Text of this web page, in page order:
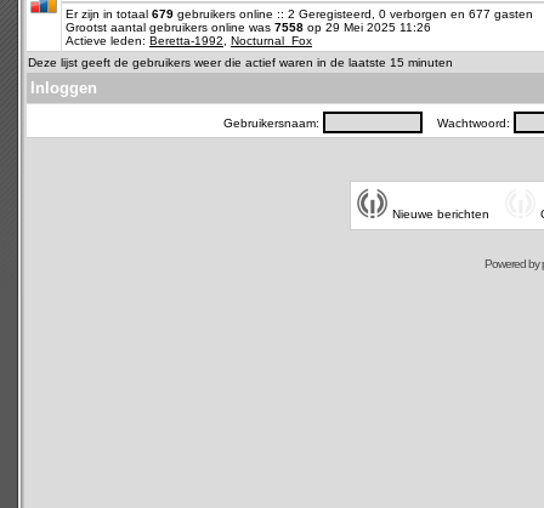
Er zijn in totaal 679 gebruikers online :: 2 Geregisteerd, 0 verborgen en 677
Grootst aantal gebruikers online was 7558 op 29 Mei 2025 11:26
Actieve leden: Beretta-1992
Nocturnal_Fox
Deze lijst geeft de gebruikers weer die actief waren in de laatste 15 minuten
Inloggen
Gebruikersnaam: Wachtwoord:
Nieuwe berichten
Powered by